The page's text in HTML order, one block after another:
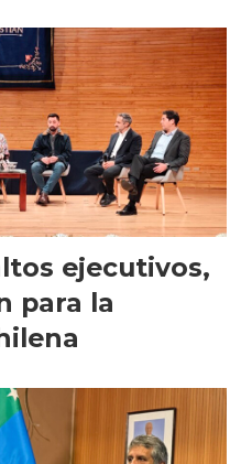
ejecutivos,
para la